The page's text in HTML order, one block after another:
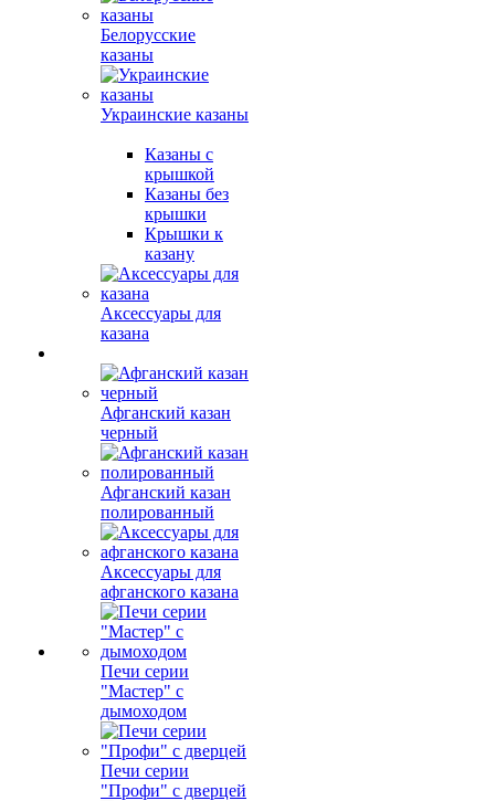
Белорусские
казаны
Украинские казаны
Казаны с
крышкой
Казаны без
крышки
Крышки к
казану
Аксессуары для
казана
Афганский казан
черный
Афганский казан
полированный
Аксессуары для
афганского казана
Печи серии
"Мастер" с
дымоходом
Печи серии
"Профи" с дверцей